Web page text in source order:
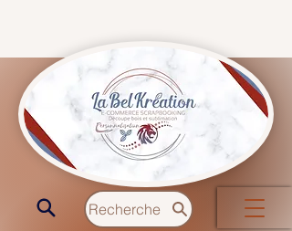
Recherche